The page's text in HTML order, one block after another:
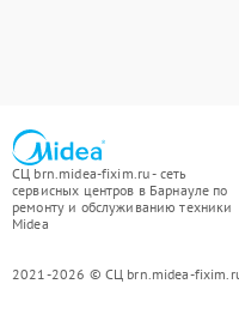
СЦ brn.midea-fixim.ru - сеть
сервисных центров в Барнауле по
ремонту и обслуживанию техники
Midea
2021-2026 © СЦ brn.midea-